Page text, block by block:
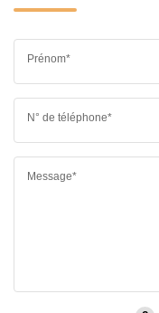
Prénom*
N° de téléphone*
Message*